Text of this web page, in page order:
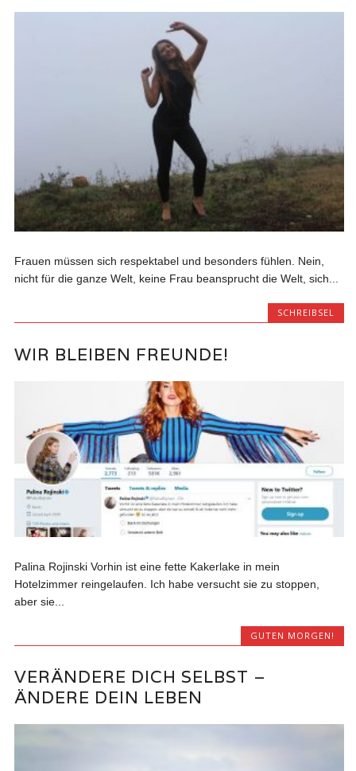
Frauen müssen sich respektabel und besonders fühlen. Nein,
nicht für die ganze Welt, keine Frau beansprucht die Welt, sich...
SCHREIBSEL
WIR BLEIBEN FREUNDE!
Palina Rojinski‏ Vorhin ist eine fette Kakerlake in mein
Hotelzimmer reingelaufen. Ich habe versucht sie zu stoppen,
aber sie...
GUTEN MORGEN!
VERÄNDERE DICH SELBST –
ÄNDERE DEIN LEBEN